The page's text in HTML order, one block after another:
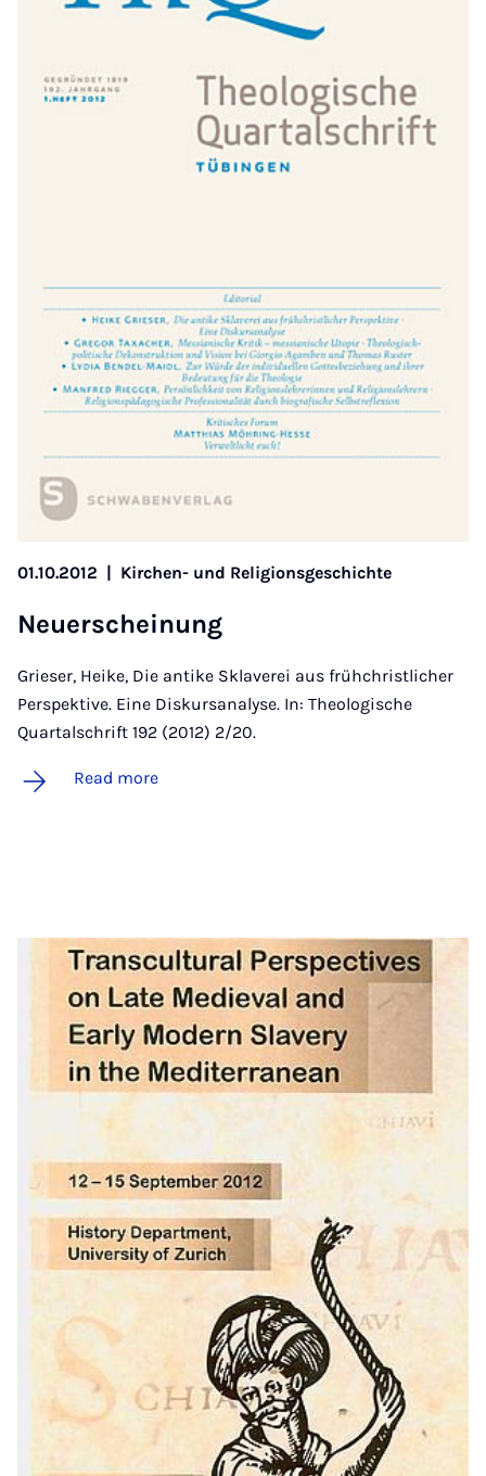
01.10.2012 | Kirchen- und Religionsgeschichte
Neuer­schein­ung
Grieser, Heike, Die antike Sklaverei aus frühchristlicher
Perspektive. Eine Diskursanalyse. In: Theologische
Quartalschrift 192 (2012) 2/20.
Read more